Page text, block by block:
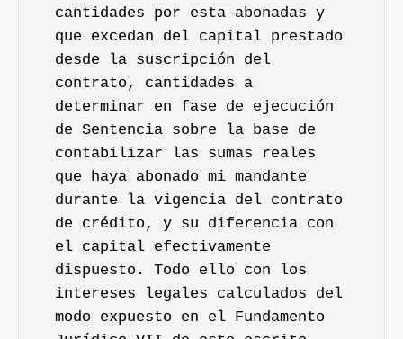
cantidades por esta abonadas y
que excedan del capital prestado
desde la suscripción del
contrato, cantidades a
determinar en fase de ejecución
de Sentencia sobre la base de
contabilizar las sumas reales
que haya abonado mi mandante
durante la vigencia del contrato
de crédito, y su diferencia con
el capital efectivamente
dispuesto. Todo ello con los
intereses legales calculados del
modo expuesto en el Fundamento